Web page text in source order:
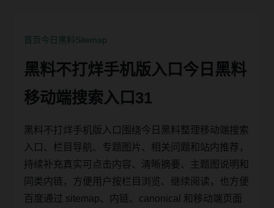
首页今日黑料Sitemap
黑料不打烊手机版入口今日黑料
移动端搜索入口31
黑料不打烊手机版入口围绕今日黑料整理移动端搜索
入口、栏目导航、专题图片、相关问题和站内推荐，
持续补充真实可点击内容、清晰摘要、主题图说明和
同类内链，方便用户按栏目浏览、继续阅读，也方便
百度通过 sitemap、内链、canonical 和移动端页面